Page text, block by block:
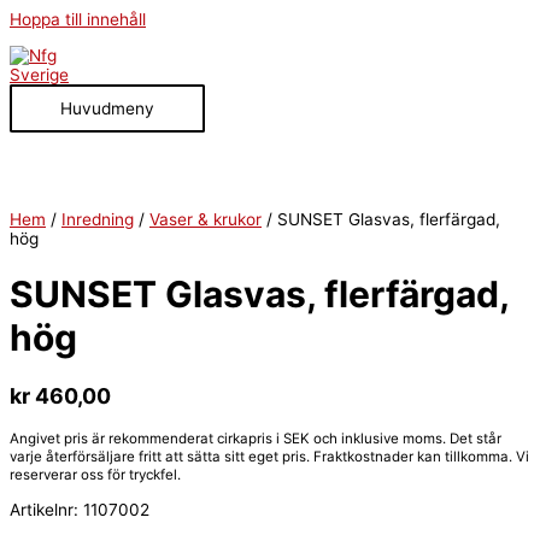
Hoppa till innehåll
Huvudmeny
Hem / Inredning / Vaser & krukor / SUNSET Glasvas, flerfärgad,
hög
SUNSET Glasvas, flerfärgad,
hög
kr460,00
Angivet pris är rekommenderat cirkapris i SEK och inklusive moms. Det står
varje återförsäljare fritt att sätta sitt eget pris. Fraktkostnader kan tillkomma. Vi
reserverar oss för tryckfel.
Artikelnr: 1107002